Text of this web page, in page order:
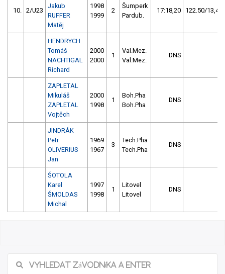
10. 2/U23
Jakub
RUFFER
Matěj
1998
1999
2
Šumperk
Pardub.
17:18,20 122.50/13,4
HENDRYCH
Tomáš
NACHTIGAL
Richard
2000
2000
1
Val.Mez.
Val.Mez.
DNS
ZAPLETAL
Mikuláš
ZAPLETAL
Vojtěch
2000
1998
1
Boh.Pha
Boh.Pha
DNS
JINDRÁK
Petr
OLIVERIUS
Jan
1969
1967
3
Tech.Pha
Tech.Pha
DNS
ŠOTOLA
Karel
ŠMOLDAS
Michal
1997
1998
1
Litovel
Litovel
DNS